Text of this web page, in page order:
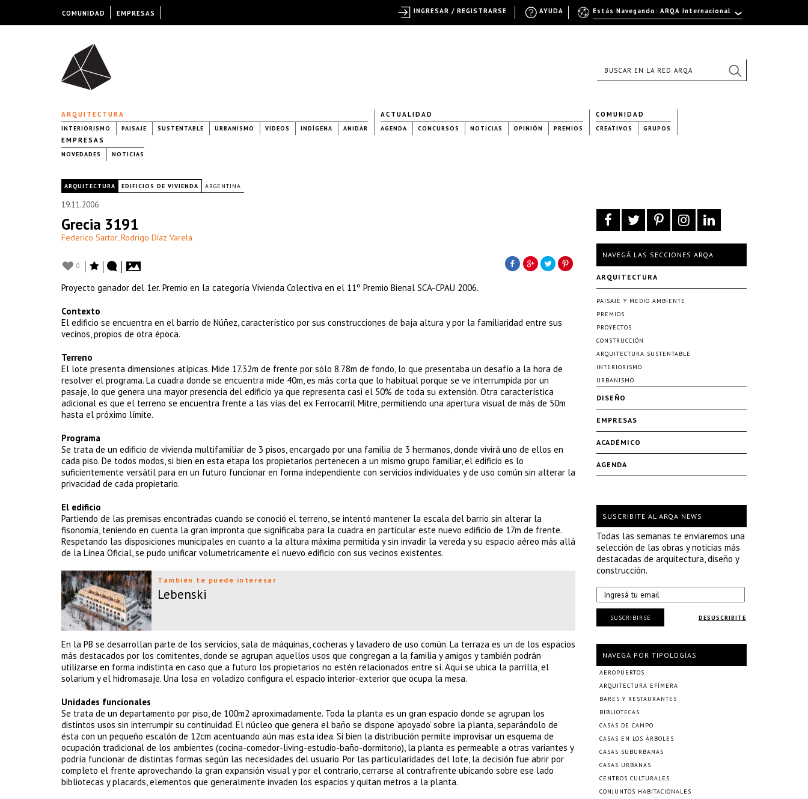
ARQUITECTURA
INTERIORISMO PAISAJE SUSTENTABLE URBANISMO VIDEOS INDÍGENA ANIDAR
ACTUALIDAD
AGENDA CONCURSOS NOTICIAS OPINIÓN PREMIOS
COMUNIDAD
CREATIVOS GRUPOS
EMPRESAS
NOVEDADES NOTICIAS
ARQUITECTURA EDIFICIOS DE VIVIENDA ARGENTINA
19.11.2006
Grecia 3191
Federico Sartor, Rodrigo Díaz Varela
0
Proyecto ganador del 1er. Premio en la categoría Vivienda Colectiva en el 11º Premio Bienal SCA-CPAU 2006.
Contexto
El edificio se encuentra en el barrio de Núñez, característico por sus construcciones de baja altura y por la familiaridad entre sus
vecinos, propios de otra época.
Terreno
El lote presenta dimensiones atípicas. Mide 17.32m de frente por sólo 8.78m de fondo, lo que presentaba un desafío a la hora de
resolver el programa. La cuadra donde se encuentra mide 40m, es más corta que lo habitual porque se ve interrumpida por un
pasaje, lo que genera una mayor presencia del edificio ya que representa casi el 50% de toda su extensión. Otra característica
adicional es que el terreno se encuentra frente a las vías del ex Ferrocarril Mitre, permitiendo una apertura visual de más de 50m
hasta el próximo límite.
Programa
Se trata de un edificio de vivienda multifamiliar de 3 pisos, encargado por una familia de 3 hermanos, donde vivirá uno de ellos en
cada piso. De todos modos, si bien en esta etapa los propietarios pertenecen a un mismo grupo familiar, el edificio es lo
suficientemente versátil para en un futuro funcionar en forma independiente con servicios individuales y de uso común sin alterar la
privacidad de cada propietario.
El edificio
Partiendo de las premisas encontradas cuando se conoció el terreno, se intentó mantener la escala del barrio sin alterar la
fisonomía, teniendo en cuenta la gran impronta que significaba para la cuadra en particular este nuevo edificio de 17m de frente.
Respetando las disposiciones municipales en cuanto a la altura máxima permitida y sin invadir la vereda y su espacio aéreo más allá
de la Línea Oficial, se pudo unificar volumetricamente el nuevo edificio con sus vecinos existentes.
También te puede interesar
Lebenski
En la PB se desarrollan parte de los servicios, sala de máquinas, cocheras y lavadero de uso común. La terraza es un de los espacios
más destacados por los comitentes, donde se agrupan aquellos usos que congregan a la familia y amigos y también podrán
utilizarse en forma indistinta en caso que a futuro los propietarios no estén relacionados entre sí. Aquí se ubica la parrilla, el
solarium y el hidromasaje. Una losa en voladizo configura el espacio interior-exterior que ocupa la mesa.
Unidades funcionales
Se trata de un departamento por piso, de 100m2 aproximadamente. Toda la planta es un gran espacio donde se agrupan los
distintos usos sin interrumpir su continuidad. El núcleo que genera el baño se dispone ‘apoyado’ sobre la planta, separándolo de
ésta con un pequeño escalón de 12cm acentuando aún mas esta idea. Si bien la distribución permite improvisar un esquema de
ocupación tradicional de los ambientes (cocina-comedor-living-estudio-baño-dormitorio), la planta es permeable a otras variantes y
podría funcionar de distintas formas según las necesidades del usuario. Por las particularidades del lote, la decisión fue abrir por
completo el frente aprovechando la gran expansión visual y por el contrario, cerrarse al contrafrente ubicando sobre ese lado
bibliotecas y placards, elementos que generalmente invaden los espacios y quitan metros a la planta.
NAVEGÁ LAS SECCIONES ARQA
ARQUITECTURA
PAISAJE Y MEDIO AMBIENTE
PREMIOS
PROYECTOS
CONSTRUCCIÓN
ARQUITECTURA SUSTENTABLE
INTERIORISMO
URBANISMO
DISEÑO
EMPRESAS
ACADÉMICO
AGENDA
SUSCRIBITE AL ARQA NEWS
Todas las semanas te enviaremos una
selección de las obras y noticias más
destacadas de arquitectura, diseño y
construcción.
DESUSCRIBITE
SUSCRIBIRSE
NAVEGÁ POR TIPOLOGÍAS
AEROPUERTOS
ARQUITECTURA EFÍMERA
BARES Y RESTAURANTES
BIBLIOTECAS
CASAS DE CAMPO
CASAS EN LOS ÁRBOLES
CASAS SUBURBANAS
CASAS URBANAS
CENTROS CULTURALES
CONJUNTOS HABITACIONALES
COMUNIDAD EMPRESAS Estás Navegando: ARQA Internacional
AYUDA
INGRESAR / REGISTRARSE